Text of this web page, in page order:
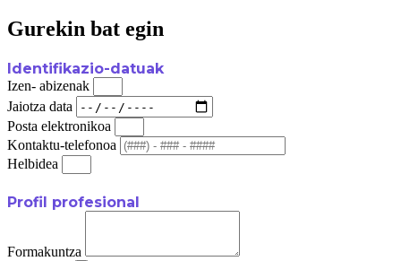
Gurekin bat egin
Identifikazio-datuak
Izen- abizenak
Jaiotza data
Posta elektronikoa
Kontaktu-telefonoa
Helbidea
Profil profesional
Formakuntza